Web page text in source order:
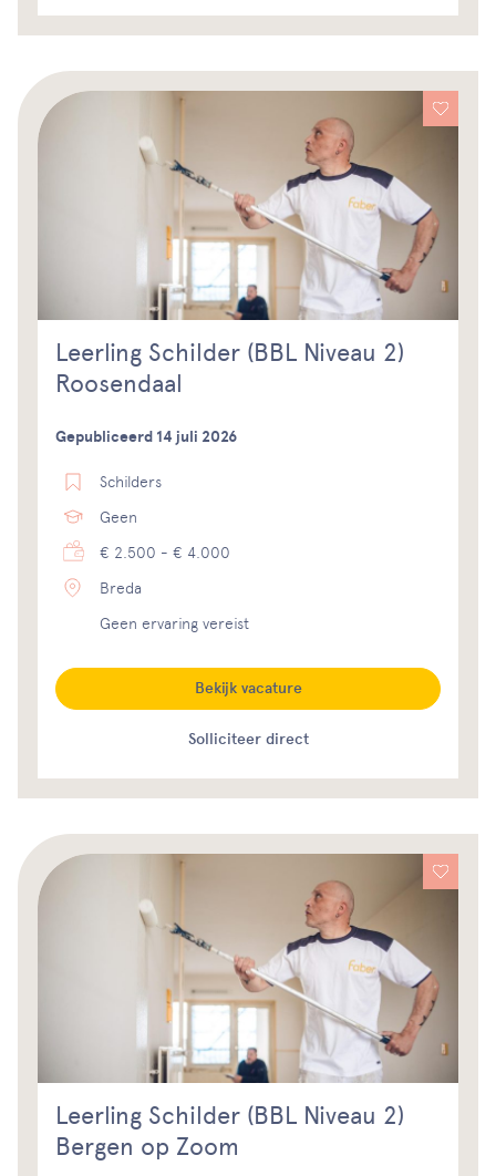
Leerling Schilder (BBL Niveau 2)
Roosendaal
Gepubliceerd 14 juli 2026
Schilders
Geen
€ 2.500 - € 4.000
Breda
Geen ervaring vereist
Solliciteer direct
Bekijk vacature
Leerling Schilder (BBL Niveau 2)
Bergen op Zoom